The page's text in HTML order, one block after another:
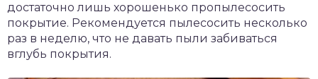
достаточно лишь хорошенько пропылесосить
покрытие. Рекомендуется пылесосить несколько
раз в неделю, что не давать пыли забиваться
вглубь покрытия.